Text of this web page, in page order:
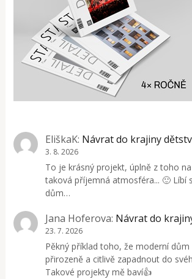
EliškaK: Návrat do krajiny
3. 8. 2026
To je krásný projekt, úplně z toho
taková příjemná atmosféra... 🙂 Líbí
dům…
Jana Hoferova: Návrat do
23. 7. 2026
Pěkný příklad toho, že moderní
přirozeně a citlivě zapadnout do
Takové projekty mě baví👍